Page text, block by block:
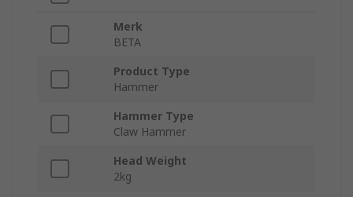
Merk
BETA
Product Type
Hammer
Hammer Type
Claw Hammer
Head Weight
2kg